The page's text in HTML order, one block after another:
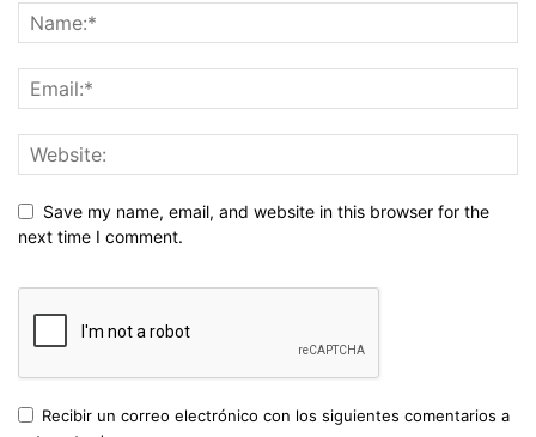
Save my name, email, and website in this browser for the
next time I comment.
Recibir un correo electrónico con los siguientes comentarios a